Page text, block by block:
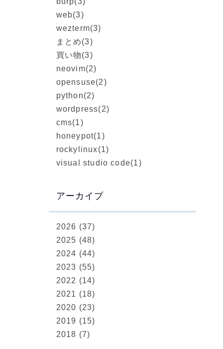
web(3)
wezterm(3)
まとめ(3)
買い物(3)
neovim(2)
opensuse(2)
python(2)
wordpress(2)
cms(1)
honeypot(1)
rockylinux(1)
visual studio code(1)
アーカイブ
2026 (37)
2025 (48)
2024 (44)
2023 (55)
2022 (14)
2021 (18)
2020 (23)
2019 (15)
2018 (7)